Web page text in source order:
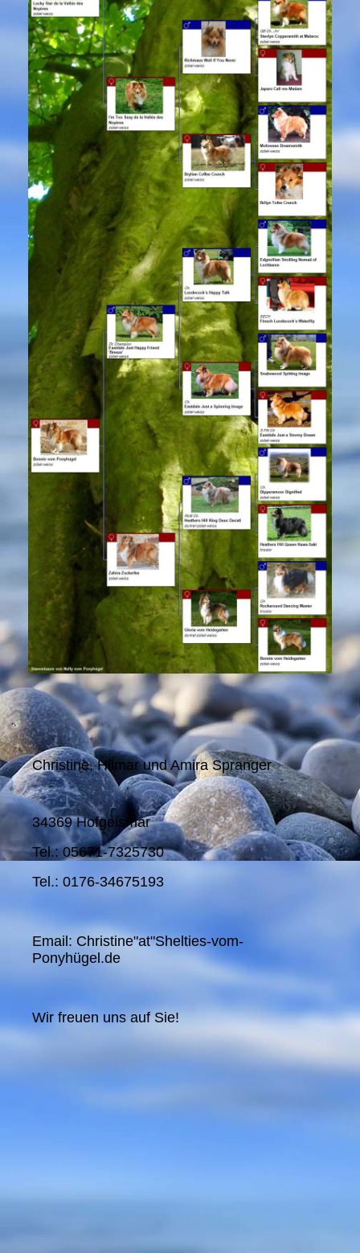
Christine, Hilmar und Amira Spranger
34369 Hofgeismar
Tel.: 05671-7325730
Tel.: 0176-34675193
Email: Christine"at"Shelties-vom-
Ponyhügel.de
Wir freuen uns auf Sie!